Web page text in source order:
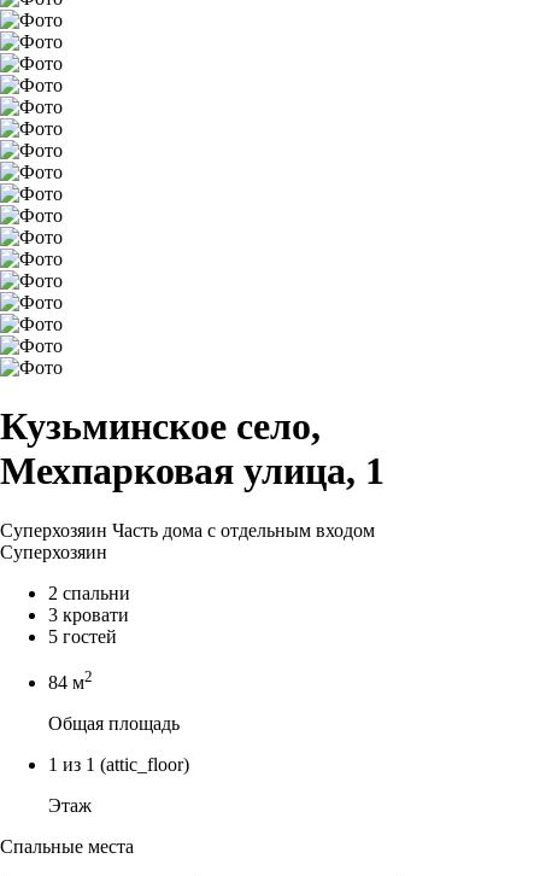
Кузьминское село,
Мехпарковая улица, 1
Суперхозяин Часть дома с отдельным входом
Суперхозяин
2 спальни
3 кровати
5 гостей
84 м2
Общая площадь
1 из 1 (attic_floor)
Этаж
Спальные места